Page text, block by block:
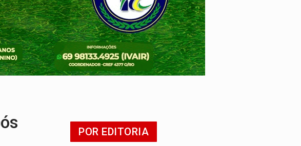
cargas por empresa
BR
POR EDITORIA